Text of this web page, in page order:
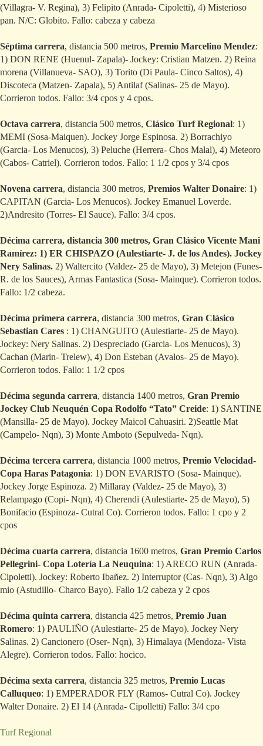
(Villagra- V. Regina), 3) Felipito (Anrada- Cipoletti), 4) Misterioso
pan. N/C: Globito. Fallo: cabeza y cabeza
Séptima carrera, distancia 500 metros, Premio Marcelino Mendez:
1) DON RENE (Huenul- Zapala)- Jockey: Cristian Matzen. 2) Reina
morena (Villanueva- SAO), 3) Torito (Di Paula- Cinco Saltos), 4)
Discoteca (Matzen- Zapala), 5) Antilaf (Salinas- 25 de Mayo).
Corrieron todos. Fallo: 3/4 cpos y 4 cpos.
Octava carrera, distancia 500 metros, Clásico Turf Regional: 1)
MEMI (Sosa-Maiquen). Jockey Jorge Espinosa. 2) Borrachiyo
(Garcia- Los Menucos), 3) Peluche (Herrera- Chos Malal), 4) Meteoro
(Cabos- Catriel). Corrieron todos. Fallo: 1 1/2 cpos y 3/4 cpos
Novena carrera, distancia 300 metros, Premios Walter Donaire: 1)
CAPITAN (Garcia- Los Menucos). Jockey Emanuel Loverde.
2)Andresito (Torres- El Sauce). Fallo: 3/4 cpos.
Décima carrera, distancia 300 metros, Gran Clásico Vicente Mani
Ramírez: 1) ER CHISPAZO (Aulestiarte- J. de los Andes). Jockey
Nery Salinas. 2) Waltercito (Valdez- 25 de Mayo), 3) Metejon (Funes-
R. de los Sauces), Armas Fantastica (Sosa- Mainque). Corrieron todos.
Fallo: 1/2 cabeza.
Décima primera carrera, distancia 300 metros, Gran Clásico
Sebastian Cares : 1) CHANGUITO (Aulestiarte- 25 de Mayo).
Jockey: Nery Salinas. 2) Despreciado (Garcia- Los Menucos), 3)
Cachan (Marin- Trelew), 4) Don Esteban (Avalos- 25 de Mayo).
Corrieron todos. Fallo: 1 1/2 cpos
Décima segunda carrera, distancia 1400 metros, Gran Premio
Jockey Club Neuquén Copa Rodolfo “Tato” Creide: 1) SANTINE
(Mansilla- 25 de Mayo). Jockey Maicol Cahuasiri. 2)Seattle Mat
(Campelo- Nqn), 3) Monte Amboto (Sepulveda- Nqn).
Décima tercera carrera, distancia 1000 metros, Premio Velocidad-
Copa Haras Patagonia: 1) DON EVARISTO (Sosa- Mainque).
Jockey Jorge Espinoza. 2) Millaray (Valdez- 25 de Mayo), 3)
Relampago (Copi- Nqn), 4) Cherendi (Aulestiarte- 25 de Mayo), 5)
Bonifacio (Espinoza- Cutral Co). Corrieron todos. Fallo: 1 cpo y 2
cpos
Décima cuarta carrera, distancia 1600 metros, Gran Premio Carlos
Pellegrini- Copa Lotería La Neuquina: 1) ARECO RUN (Anrada-
Cipoletti). Jockey: Roberto Ibañez. 2) Interruptor (Cas- Nqn), 3) Algo
mio (Astudillo- Charco Bayo). Fallo 1/2 cabeza y 2 cpos
Décima quinta carrera, distancia 425 metros, Premio Juan
Romero: 1) PAULIÑO (Aulestiarte- 25 de Mayo). Jockey Nery
Salinas. 2) Cancionero (Oser- Nqn), 3) Himalaya (Mendoza- Vista
Alegre). Corrieron todos. Fallo: hocico.
Décima sexta carrera, distancia 325 metros, Premio Lucas
Calluqueo: 1) EMPERADOR FLY (Ramos- Cutral Co). Jockey
Walter Donaire. 2) El 14 (Anrada- Cipolletti) Fallo: 3/4 cpo
Turf Regional